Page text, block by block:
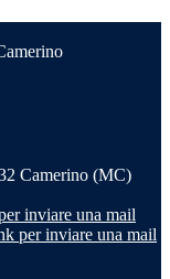
Camerino (MC)
inviare una mail
per inviare una mail